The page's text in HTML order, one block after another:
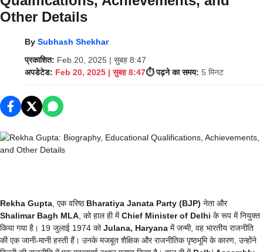
Other Details
By Subhash Shekhar
प्रकाशित: Feb 20, 2025 | सुबह 8:47
अपडेटेड: Feb 20, 2025 | सुबह 8:47⏱️ पढ़ने का समय: 5 मिनट
Rekha Gupta , एक वरिष्ठ Bharatiya Janata Party (BJP) नेता और
Shalimar Bagh MLA , को हाल ही मेंChief Minister of Delhi के रूप में नियुक्त
किया गया है। 19 जुलाई 1974 कोJulana, Haryana में जन्मी, वह भारतीय राजनीति
की एक जानी-मानी हस्ती हैं। उनके मजबूत शैक्षिक और राजनीतिक पृष्ठभूमि के कारण, उन्होंने